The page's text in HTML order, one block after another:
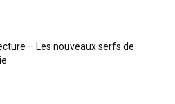
– Les nouveaux serfs de